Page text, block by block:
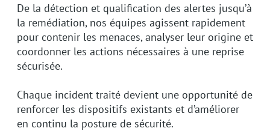
De la détection et qualification des alertes jusqu’à
la remédiation, nos équipes agissent rapidement
pour contenir les menaces, analyser leur origine et
coordonner les actions nécessaires à une reprise
sécurisée.
Chaque incident traité devient une opportunité de
renforcer les dispositifs existants et d’améliorer
en continu la posture de sécurité.